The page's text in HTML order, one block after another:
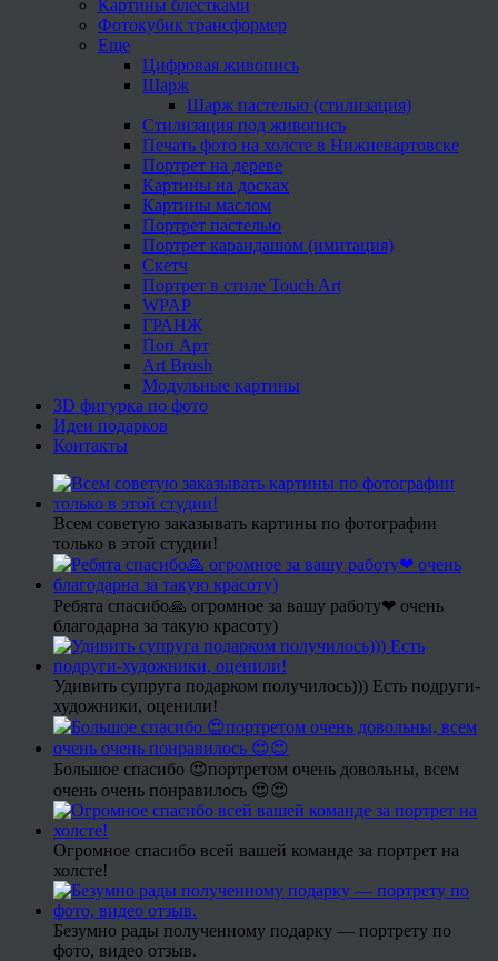
Картины блестками
Фотокубик трансформер
Еще
Цифровая живопись
Шарж
Шарж пастелью (стилизация)
Стилизация под живопись
Печать фото на холсте в Нижневартовске
Портрет на дереве
Картины на досках
Картины маслом
Портрет пастелью
Портрет карандашом (имитация)
Скетч
Портрет в стиле Touch Art
WPAP
ГРАНЖ
Поп Арт
Art Brush
Модульные картины
3D фигурка по фото
Идеи подарков
Контакты
Всем советую заказывать картины по фотографии
только в этой студии!
Ребята спасибо🙏 огромное за вашу работу❤ очень
благодарна за такую красоту)
Удивить супруга подарком получилось))) Есть подруги-
художники, оценили!
Большое спасибо 😍портретом очень довольны, всем
очень очень понравилось 😍😍
Огромное спасибо всей вашей команде за портрет на
холсте!
Безумно рады полученному подарку — портрету по
фото, видео отзыв.